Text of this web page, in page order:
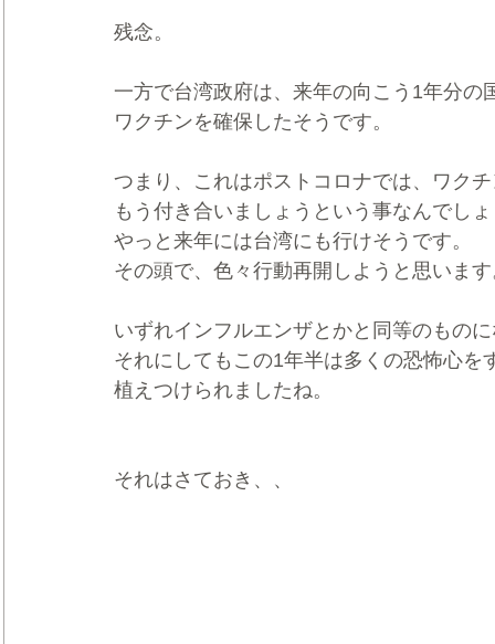
残念。
一方で台湾政府は、来年の向こう1年分の
ワクチンを確保したそうです。
つまり、これはポストコロナでは、ワク
もう付き合いましょうという事なんでし
やっと来年には台湾にも行けそうです。
その頭で、色々行動再開しようと思いま
いずれインフルエンザとかと同等のもの
それにしてもこの1年半は多くの恐怖心を
植えつけられましたね。
それはさておき、、